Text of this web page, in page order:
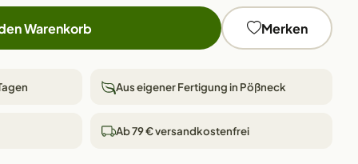
Warenkorb Merken
Aus eigener Fertigung in Pößneck
Ab 79 € versandkostenfrei